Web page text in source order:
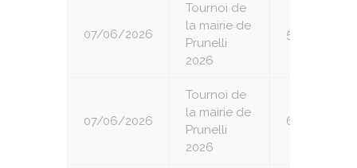
07/06/2026
Tournoi de
la mairie de
Prunelli
2026
5
07/06/2026
Tournoi de
la mairie de
Prunelli
2026
6